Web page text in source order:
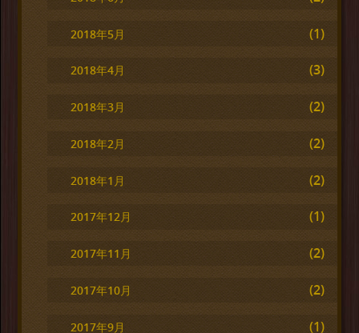
2018年5月 (1)
2018年4月 (3)
2018年3月 (2)
2018年2月 (2)
2018年1月 (2)
2017年12月 (1)
2017年11月 (2)
2017年10月 (2)
2017年9月 (1)